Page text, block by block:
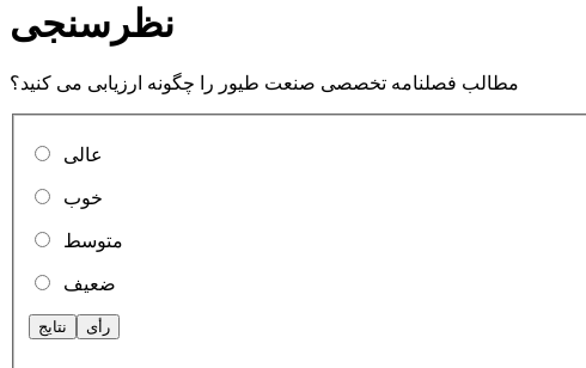
نظرسنجی
مطالب فصلنامه تخصصی صنعت طیور را چگونه ارزیابی می کنید؟
عالی
خوب
متوسط
ضعیف